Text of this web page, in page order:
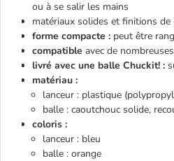
ou à se salir les mains
matériaux solides et finitions de
forme compacte : peut être
compatible avec de
livré avec une balle Chuckit! :
matériau :
lanceur : plastique
balle : caoutchouc solide,
coloris :
lanceur : bleu
balle : orange